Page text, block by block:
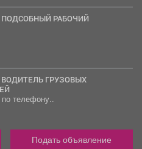
ПОДСОБНЫЙ РАБОЧИЙ
телефону..
Подать объявление